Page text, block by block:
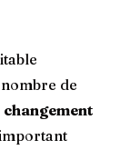
de
changement